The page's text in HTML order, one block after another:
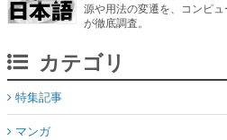
源や用法の変遷を、コンピ
が徹底調査。
カテゴリ
特集記事
マンガ